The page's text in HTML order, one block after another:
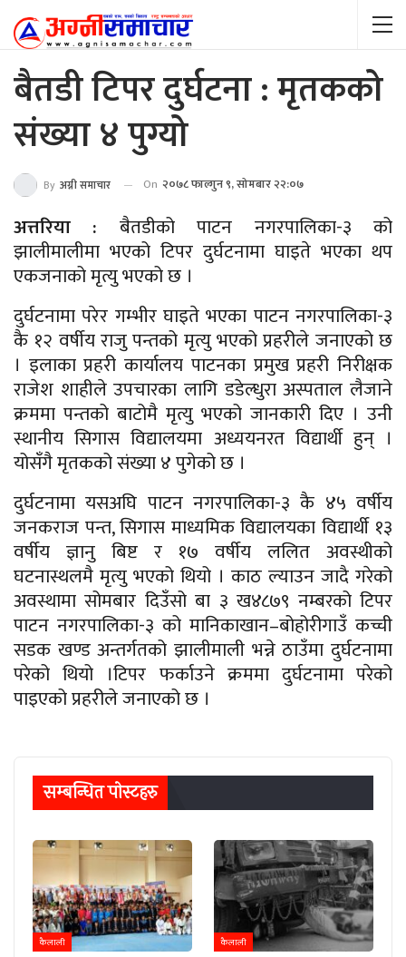
बैतडी टिपर दुर्घटना : मृतकको
संख्या ४ पुग्यो
By अग्नी समाचार On २०७८ फाल्गुन ९, सोमबार २२:०७
अत्तरिया : बैतडीको पाटन नगरपालिका-३ को
झालीमालीमा भएको टिपर दुर्घटनामा घाइते भएका थप
एकजनाको मृत्यु भएको छ ।
दुर्घटनामा परेर गम्भीर घाइते भएका पाटन नगरपालिका-३
कै १२ वर्षीय राजु पन्तको मृत्यु भएको प्रहरीले जनाएको छ
। इलाका प्रहरी कार्यालय पाटनका प्रमुख प्रहरी निरीक्षक
राजेश शाहीले उपचारका लागि डडेल्धुरा अस्पताल लैजाने
क्रममा पन्तको बाटोमै मृत्यु भएको जानकारी दिए । उनी
स्थानीय सिगास विद्यालयमा अध्ययनरत विद्यार्थी हुन् ।
योसँगै मृतकको संख्या ४ पुगेको छ ।
दुर्घटनामा यसअघि पाटन नगरपालिका-३ कै ४५ वर्षीय
जनकराज पन्त, सिगास माध्यमिक विद्यालयका विद्यार्थी १३
वर्षीय ज्ञानु बिष्ट र १७ वर्षीय ललित अवस्थीको
घटनास्थलमै मृत्यु भएको थियो । काठ ल्याउन जादै गरेको
अवस्थामा सोमबार दिउँसो बा ३ ख४८७९ नम्बरको टिपर
पाटन नगरपालिका-३ को मानिकाखान–बोहोरीगाउँ कच्ची
सडक खण्ड अन्तर्गतको झालीमाली भन्ने ठाउँमा दुर्घटनामा
परेको थियो ।टिपर फर्काउने क्रममा दुर्घटनामा परेको
पाइएको प्रहरीले जनाएको छ ।
सम्बन्धित पाेस्टहरु
कैलाली कैलाली